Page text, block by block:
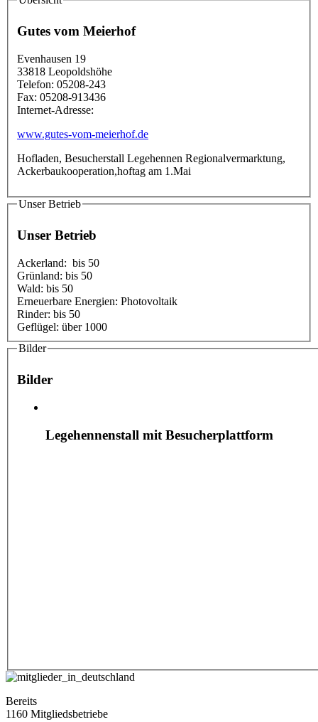
Gutes vom Meierhof
Evenhausen 19
33818 Leopoldshöhe
Telefon: 05208-243
Fax: 05208-913436
Internet-Adresse:
www.gutes-vom-meierhof.de
Hofladen, Besucherstall Legehennen Regionalvermarktung,
Ackerbaukooperation,hoftag am 1.Mai
Unser Betrieb
Unser Betrieb
Ackerland: bis 50
Grünland: bis 50
Wald: bis 50
Erneuerbare Energien: Photovoltaik
Rinder: bis 50
Geflügel: über 1000
Bilder
Bilder
Legehennenstall mit Besucherplattform
Bereits
1160 Mitgliedsbetriebe